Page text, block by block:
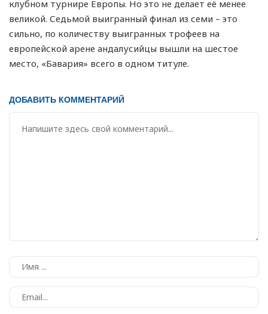
клубном турнире Европы. Но это не делает её менее
великой. Седьмой выигранный финал из семи – это
сильно, по количеству выигранных трофеев на
европейской арене андалусийцы вышли на шестое
место, «Бавария» всего в одном титуле.
ДОБАВИТЬ КОММЕНТАРИЙ